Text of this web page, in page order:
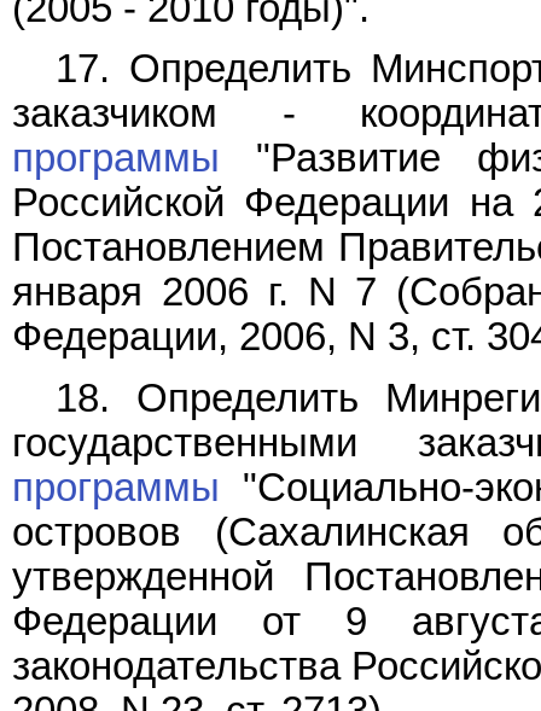
17. Определить
заказчиком -
программы "Развитие
Российской Федерации
Постановлением
января 2006 г. N 7
Федерации, 2006, N 3, ст.
18. Определить
государственными
программы "Социально-
островов (Сахалинская
утвержденной
Федерации от 9
законодательства